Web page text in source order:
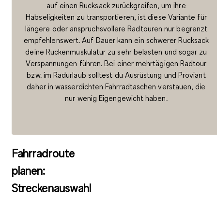
auf einen Rucksack zurückgreifen, um ihre
Habseligkeiten zu transportieren, ist diese Variante für
längere oder anspruchsvollere Radtouren nur begrenzt
empfehlenswert. Auf Dauer kann ein schwerer Rucksack
deine Rückenmuskulatur zu sehr belasten und sogar zu
Verspannungen führen. Bei einer mehrtägigen Radtour
bzw. im Radurlaub solltest du Ausrüstung und Proviant
daher in wasserdichten Fahrradtaschen verstauen, die
nur wenig Eigengewicht haben.
Fahrradroute
planen:
Streckenauswahl